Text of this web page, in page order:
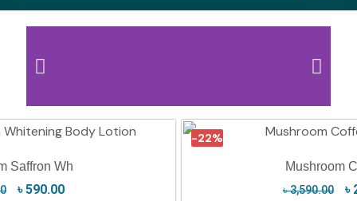
Men’s Fashion
Winter Collection
Mushroom Coffee
Saffron Wh
৳590.00
-22%
Mushroom
৳3,590.00 ৳